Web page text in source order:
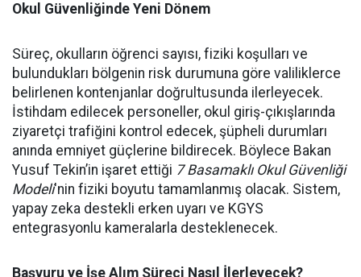
Okul Güvenliğinde Yeni Dönem
Süreç, okulların öğrenci sayısı, fiziki koşulları ve
bulundukları bölgenin risk durumuna göre valiliklerce
belirlenen kontenjanlar doğrultusunda ilerleyecek.
İstihdam edilecek personeller, okul giriş-çıkışlarında
ziyaretçi trafiğini kontrol edecek, şüpheli durumları
anında emniyet güçlerine bildirecek. Böylece Bakan
Yusuf Tekin’in işaret ettiği 7 Basamaklı Okul Güvenliği
Modeli'nin fiziki boyutu tamamlanmış olacak. Sistem,
yapay zeka destekli erken uyarı ve KGYS
entegrasyonlu kameralarla desteklenecek.
Başvuru ve İşe Alım Süreci Nasıl İlerleyecek?